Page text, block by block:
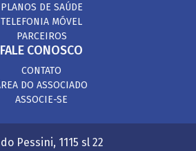
PLANOS DE SAÚDE
TELEFONIA MÓVEL
PARCEIROS
FALE CONOSCO
CONTATO
DO ASSOCIADO
ASSOCIE-SE
Pessini, 1115 sl 22